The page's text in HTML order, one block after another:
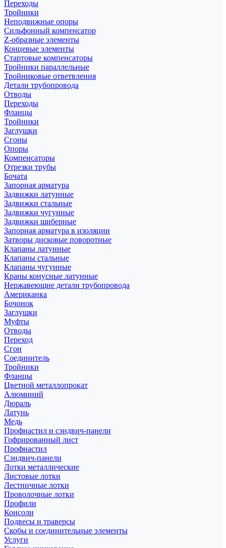
Переходы
Тройники
Неподвижные опоры
Cильфонный компенсатор
Z-образные элементы
Концевые элементы
Стартовые компенсаторы
Тройники параллельные
Тройниковые ответвления
Детали трубопровода
Отводы
Переходы
Фланцы
Тройники
Заглушки
Сгоны
Опоры
Компенсаторы
Отрезки трубы
Бочата
Запорная арматура
Задвижки латунные
Задвижки стальные
Задвижки чугунные
Задвижки шиберные
Запорная арматура в изоляции
Затворы дисковые поворотные
Клапаны латунные
Клапаны стальные
Клапаны чугунные
Краны конусные латунные
Нержавеющие детали трубопровода
Американка
Бочонок
Заглушки
Муфты
Отводы
Переход
Сгон
Соединитель
Тройники
Фланцы
Цветной металлопрокат
Алюминий
Дюраль
Латунь
Медь
Профнастил и сэндвич-панели
Гофрированный лист
Профнастил
Сэндвич-панели
Лотки металлические
Листовые лотки
Лестничные лотки
Проволочные лотки
Профили
Консоли
Подвесы и траверсы
Скобы и соединительные элементы
Услуги